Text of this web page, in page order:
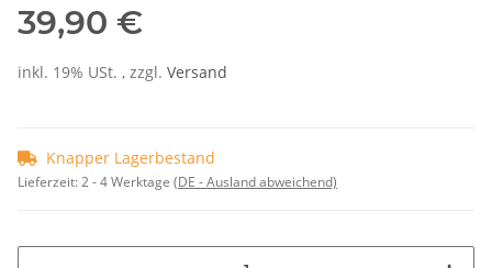
39,90 €
inkl. 19% USt. , zzgl. Versand
Knapper Lagerbestand
Lieferzeit:2 - 4 Werktage (DE - Ausland abweichend)